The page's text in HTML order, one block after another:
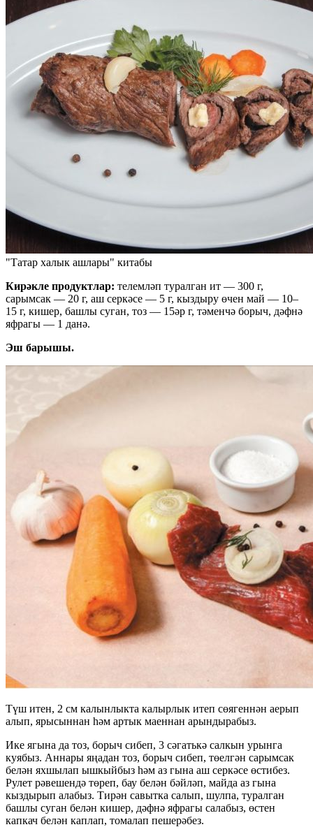
"Татар халык ашлары" китабы
Кирәкле продуктлар: телемләп туралган ит — 300 г,
сарымсак — 20 г, аш серкәсе — 5 г, кыздыру өчен май — 10–
15 г, кишер, башлы суган, тоз — 15әр г, тәменчә борыч, дәфнә
яфрагы — 1 данә.
Эш барышы.
Түш итен, 2 см калынлыкта калырлык итеп сөягеннән аерып
алып, ярысыннан һәм артык маеннан арындырабыз.
Ике ягына да тоз, борыч сибеп, 3 сәгатькә салкын урынга
куябыз. Аннары яңадан тоз, борыч сибеп, төелгән сарымсак
белән яхшылап ышкыйбыз һәм аз гына аш серкәсе өстибез.
Рулет рәвешендә төреп, бау белән бәйләп, майда аз гына
кыздырып алабыз. Тирән савытка салып, шулпа, туралган
башлы суган белән кишер, дәфнә яфрагы салабыз, өстен
капкач белән каплап, томалап пешерәбез.